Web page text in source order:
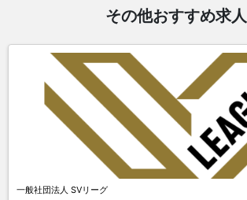
その他おすすめ求人
一般社団法人 SVリーグ